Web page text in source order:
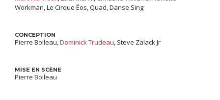
Workman, Le Cirque Éos, Quad, Danse Sing
CONCEPTION
Pierre Boileau,Dominick Trudeau, Steve Zalack Jr
MISE EN SCÈNE
Pierre Boileau